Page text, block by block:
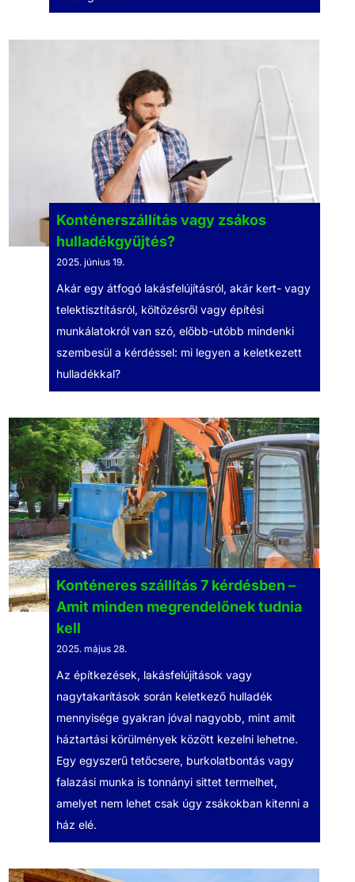
Konténerszállítás vagy zsákos
hulladékgyűjtés?
2025. június 19.
Akár egy átfogó lakásfelújításról, akár kert- vagy
telektisztításról, költözésről vagy építési
munkálatokról van szó, előbb-utóbb mindenki
szembesül a kérdéssel: mi legyen a keletkezett
hulladékkal?
Konténeres szállítás 7 kérdésben –
Amit minden megrendelőnek tudnia
kell
2025. május 28.
Az építkezések, lakásfelújítások vagy
nagytakarítások során keletkező hulladék
mennyisége gyakran jóval nagyobb, mint amit
háztartási körülmények között kezelni lehetne.
Egy egyszerű tetőcsere, burkolatbontás vagy
falazási munka is tonnányi sittet termelhet,
amelyet nem lehet csak úgy zsákokban kitenni a
ház elé.